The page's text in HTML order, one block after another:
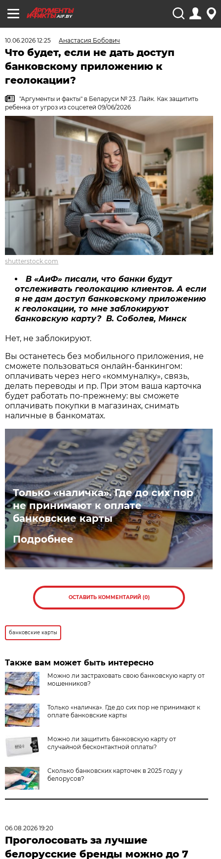
AIF.BY
10.06.2026 12:25 Анастасия Бобович
Что будет, если не дать доступ
банковскому приложению к
геолокации?
"Аргументы и факты" в Беларуси № 23. Лайк. Как защитить
ребенка от угроз из соцсетей 09/06/2026
shutterstock.com
В «АиФ» писали, что банки будут
отслеживать геолокацию клиентов. А если
я не дам доступ банковскому приложению
к геолокации, то мне заблокируют
банковскую карту? В. Соболев, Минск
Нет, не заблокируют.
Вы останетесь без мобильного приложения, не
сможете пользоваться онлайн-банкингом:
оплачивать через него «коммуналку», связь,
делать переводы и пр. При этом ваша карточка
будет работать по-прежнему: вы сможете
оплачивать покупки в магазинах, снимать
наличные в банкоматах.
Только «наличка». Где до сих пор
не принимают к оплате
банковские карты
Подробнее
ОСТАВИТЬ КОММЕНТАРИЙ (0)
банковские карты
Также вам может быть интересно
Можно ли застраховать свою банковскую карту от
мошенников?
Только «наличка». Где до сих пор не принимают к
оплате банковские карты
Можно ли защитить банковскую карту от
случайной бесконтактной оплаты?
Сколько банковских карточек в 2025 году у
белорусов?
06.08.2026 19:20
Проголосовать за лучшие
белорусские бренды можно до 7